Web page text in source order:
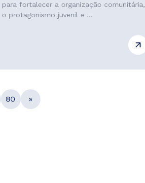
para fortalecer a organização comunitária,
o protagonismo juvenil e ...
80 »